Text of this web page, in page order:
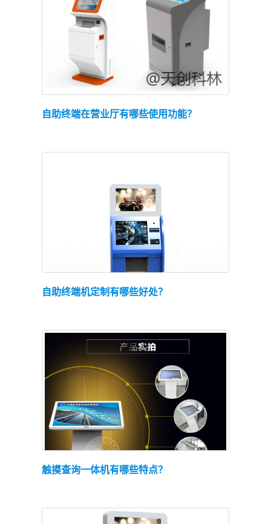
查看详情
自助终端在营业厅有哪些使用功能？
查看详情
自助终端机定制有哪些好处？
查看详情
触摸查询一体机有哪些特点？